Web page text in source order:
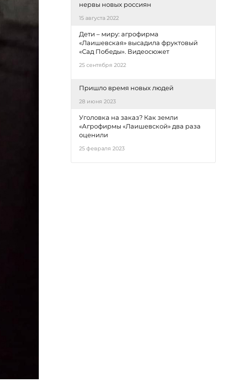
нервы новых россиян
15 августа 2022
Дети – миру: агрофирма
«Лаишевская» высадила фруктовый
«Сад Победы». Видеосюжет
25 сентября 2022
Пришло время новых людей
28 июня 2023
Уголовка на заказ? Как земли
«Агрофирмы «Лаишевской» два раза
оценили
25 февраля 2023